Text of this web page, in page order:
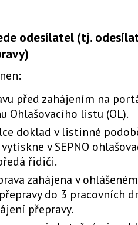
odesílatel (tj.
před zahájením na
Ohlašovacího listu (OL).
doklad v listinné
v SEPNO
řidiči.
zahájena v
do 3 pracovních
přepravy.